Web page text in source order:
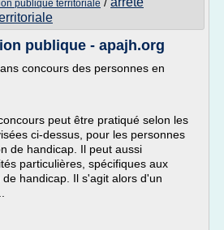
publique territoriale
publique - apajh.org
concours des personnes en
peut être pratiqué selon les
ci-dessus, pour les personnes
de handicap. Il peut aussi
particulières, spécifiques aux
handicap. Il s'agit alors d'un